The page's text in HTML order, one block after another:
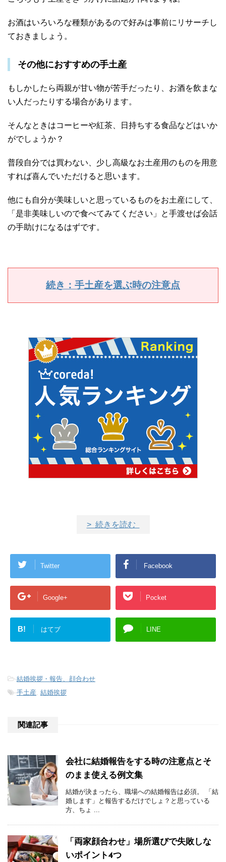
お酒はいろいろな種類があるので好みは事前にリサーチし
ておきましょう。
その他におすすめの手土産
もしかしたら両親が甘い物が苦手だったり、お酒を飲まな
い人だったりする場合があります。
そんなときはコーヒーや紅茶、日持ちする食品などはいか
がでしょうか？
普段自分では買わない、少し高級なお土産用のものを用意
すれば喜んでいただけると思います。
他にも自分が美味しいと思っているものをお土産にして、
「是非美味しいので食べてみてください」と手渡せば会話
の手助けになるはずです。
続き：手土産を選ぶ時の注意点
> 続きを読む
Twitter Facebook
Google+ Pocket
B! はてブ LINE
-結婚挨拶・報告、顔合わせ
-手土産 結婚挨拶
関連記事
会社に結婚報告をする時の注意点とそ
のまま使える例文集
結婚が決まったら、職場への結婚報告は必須。 「結
婚します」と報告するだけでしょ？と思っている
方、ちょ ...
「両家顔合わせ」場所選びで失敗しな
いポイント4つ